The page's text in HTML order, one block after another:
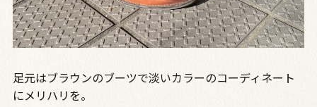
足元はブラウンのブーツで淡いカラーのコーディネート
にメリハリを。